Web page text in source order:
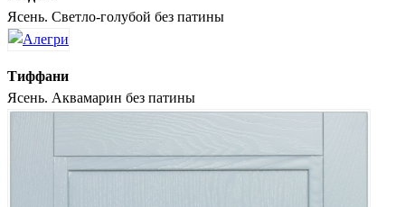
Ясень. Светло-голубой без патины
Тиффани
Ясень. Аквамарин без патины